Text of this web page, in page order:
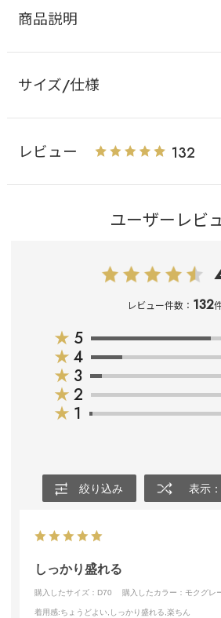
商品説明
サイズ/仕様
レビュー 132
ユーザーレビ
レビュー件数： 132
★ 5
★ 4
★ 3
★ 2
★ 1
絞り込み 表示
しっかり盛れる
購入したサイズ：D70 購入したカラー：モクグレ
着用感:ちょうどよい,しっかり盛れる,楽ちん